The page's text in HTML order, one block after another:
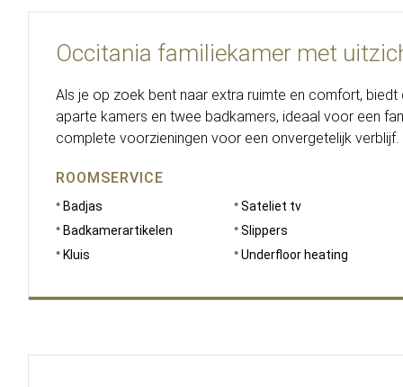
Occitania familiekamer met
Als je op zoek bent naar extra ruimte en comfort, biedt
aparte kamers en twee badkamers, ideaal voor een
complete voorzieningen voor een onvergetelijk verblijf.
ROOMSERVICE
Badjas
Badkamerartikelen
Kluis
Sateliet tv
Slippers
Underfloor heating